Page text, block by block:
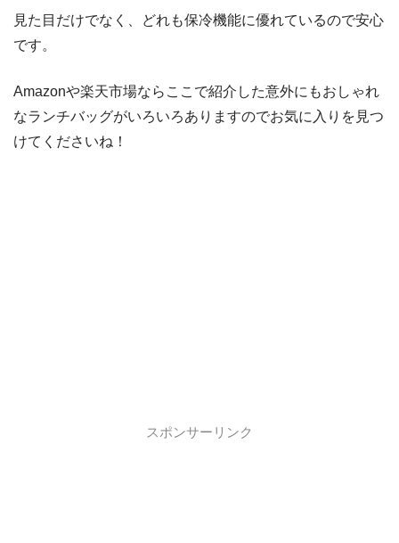
見た目だけでなく、どれも保冷機能に優れているので安心
です。
Amazonや楽天市場ならここで紹介した意外にもおしゃれ
なランチバッグがいろいろありますのでお気に入りを見つ
けてくださいね！
スポンサーリンク